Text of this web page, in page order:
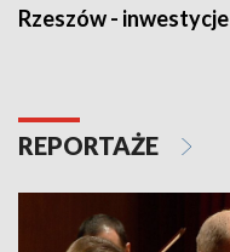
Rzeszów - inwestycje
REPORTAŻE